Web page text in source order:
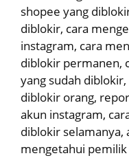
shopee yang
diblokir, cara
instagram, cara
diblokir permanen,
yang sudah
diblokir orang,
akun instagram,
diblokir selamanya,
mengetahui